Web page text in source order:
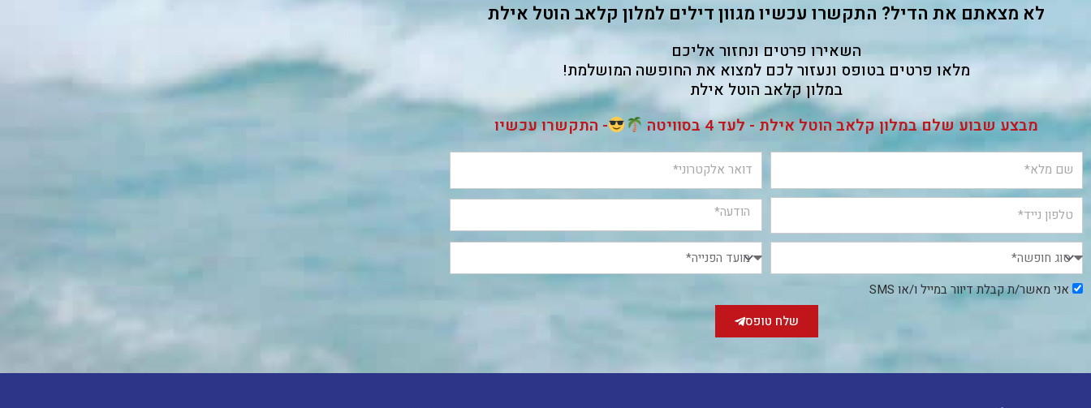
לא מצאתם את הדיל? התקשרו עכשיו מגוון דילים למלון קלאב הוטל אילת
השאירו פרטים ונחזור אליכם
מלאו פרטים בטופס ונעזור לכם למצוא את החופשה המושלמת!
במלון קלאב הוטל אילת
מבצע שבוע שלם במלון קלאב הוטל אילת - לעד 4 בסוויטה
- התקשרו עכשיו
אני
SMS
אני מאשר/ת קבלת דיוור במייל ו/או SMS
שלח טופס